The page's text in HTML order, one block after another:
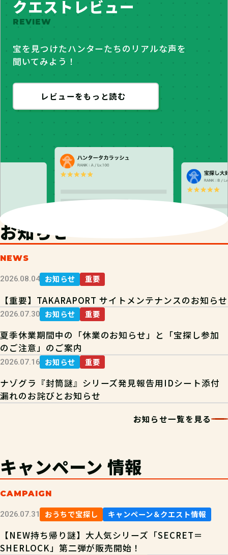
クエストレビュー
REVIEW
宝を見つけたハンターたちのリアルな声を
聞いてみよう！
レビューをもっと読む
お知らせ
NEWS
2026.08.04 お知らせ 重要
【重要】TAKARAPORT サイトメンテナンスのお知らせ
2026.07.30 お知らせ 重要
夏季休業期間中の「休業のお知らせ」と「宝探し参加
のご注意」のご案内
2026.07.16 お知らせ 重要
ナゾグラ『封筒謎』シリーズ発見報告用IDシート添付
漏れのお詫びとお知らせ
お知らせ一覧を見る
キャンペーン 情報
CAMPAIGN
2026.07.31 おうちで宝探し キャンペーン＆クエスト情報
【NEW持ち帰り謎】大人気シリーズ「SECRET＝
SHERLOCK」第二弾が販売開始！